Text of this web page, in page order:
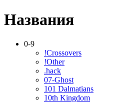
Названия
0-9
!Crossovers
!Other
.hack
07-Ghost
101 Dalmatians
10th Kingdom